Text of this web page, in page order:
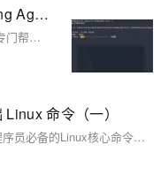
这 3 个开源小工具，帮你让 Coding Agent 少吃点 Token
今天我们就来分享 3 个有用的开源项目，专门帮你的 Coding Agent 整理“上下文”：让它少翻无关代码，少吞冗长日志，把 token 留给更关键的信息。
命令（一）
教程来源 https://qcycj.cn/ 本文系统讲解程序员必备的Linux核心命令，涵盖文件操作、文本处理、权限管理、进程与网络工具等，结合原理、参数详解及实战案例，助你高效部署、排查与运维——无论用Windows还是macOS，Linux都是程序员不可或缺的“第二操作系统”。